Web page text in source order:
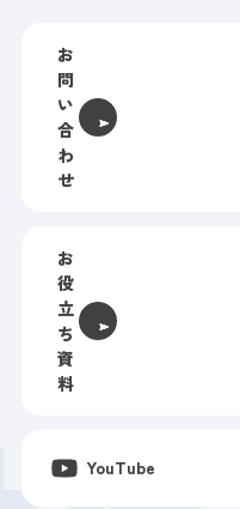
お
問
い
合
わ
せ
お
役
立
ち
資
料
YouTube